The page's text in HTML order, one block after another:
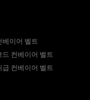
베이어 벨트
드 컨베이어 벨트
급 컨베이어 벨트